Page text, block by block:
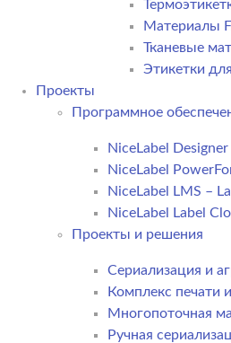
Материалы
Тканевые
Этикетки
Проекты
Программное
NiceLabel Designer
NiceLabel
NiceLabel LMS –
NiceLabel Label
Проекты и решения
Сериализация и
Комплекс печати
Многопоточная
Ручная